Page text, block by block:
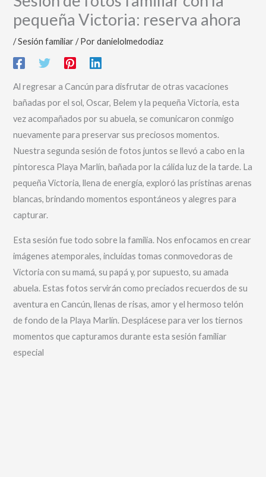
pequeña Victoria: reserva ahora
/Sesión familiar/ Pordanielolmedodiaz
Al regresar a Cancún para disfrutar de otras vacaciones
bañadas por el sol, Oscar, Belem y la pequeña Victoria, esta
vez acompañados por su abuela, se comunicaron conmigo
nuevamente para preservar sus preciosos momentos.
Nuestra segunda sesión de fotos juntos se llevó a cabo en la
pintoresca Playa Marlín, bañada por la cálida luz de la tarde. La
pequeña Victoria, llena de energía, exploró las prístinas arenas
blancas, brindando momentos espontáneos y alegres para
capturar.
Esta sesión fue todo sobre la familia. Nos enfocamos en crear
imágenes atemporales, incluidas tomas conmovedoras de
Victoria con su mamá, su papá y, por supuesto, su amada
abuela. Estas fotos servirán como preciados recuerdos de su
aventura en Cancún, llenas de risas, amor y el hermoso telón
de fondo de la Playa Marlín. Desplácese para ver los tiernos
momentos que capturamos durante esta sesión familiar
especial